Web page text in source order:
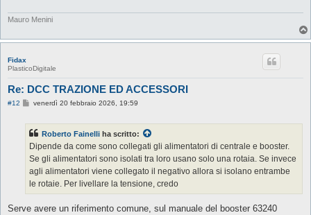
Mauro Menini
Fidax
PlasticoDigitale
Re: DCC TRAZIONE ED ACCESSORI
#12
M
a
g
i
o
venerdì 20 febbraio 2026, 19:59
Roberto Fainelli ha scritto:
Dipende da come sono collegati gli alimentatori di centrale e booster.
Se gli alimentatori sono isolati tra loro usano solo una rotaia. Se invece
agli alimentatori viene collegato il negativo allora si isolano entrambe
le rotaie. Per livellare la tensione, credo
Serve avere un riferimento comune, sul manuale del booster 63240